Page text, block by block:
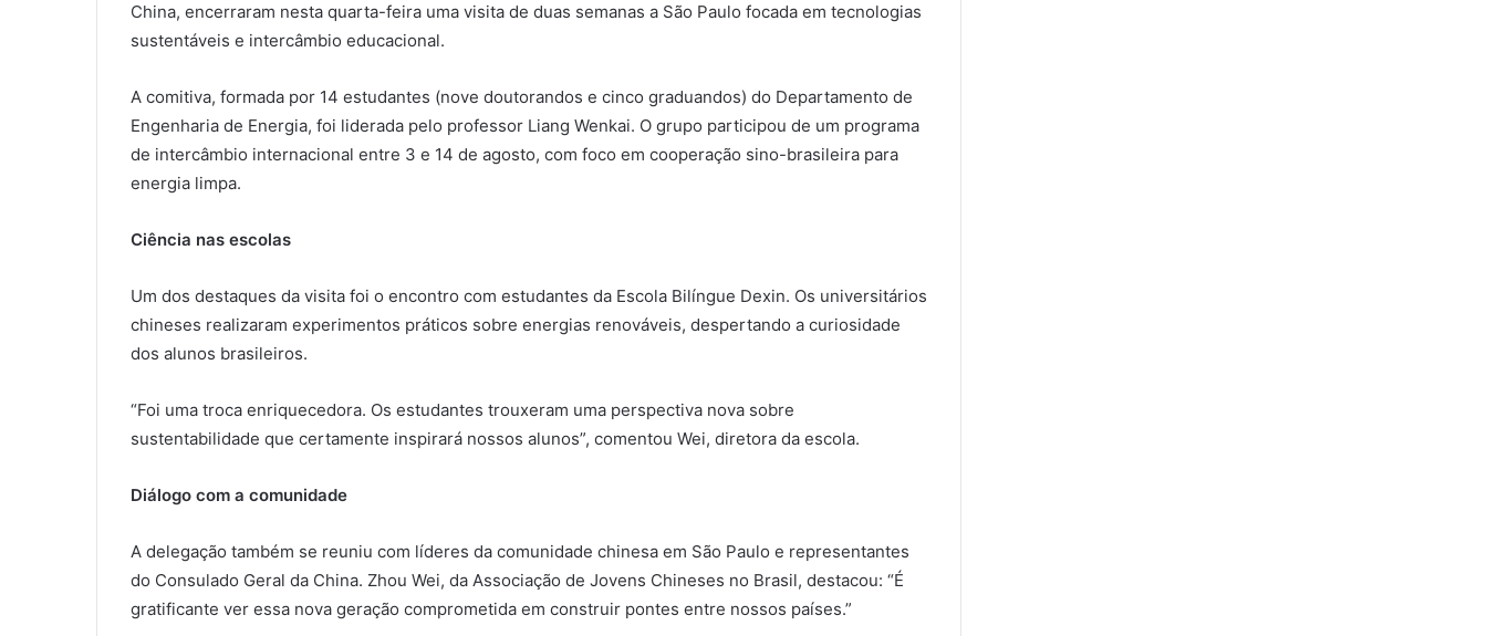
China, encerraram nesta quarta-feira uma visita de duas semanas a São Paulo focada em tecnologias
sustentáveis e intercâmbio educacional.
A comitiva, formada por 14 estudantes (nove doutorandos e cinco graduandos) do Departamento de
Engenharia de Energia, foi liderada pelo professor Liang Wenkai. O grupo participou de um programa
de intercâmbio internacional entre 3 e 14 de agosto, com foco em cooperação sino-brasileira para
energia limpa.
Ciência nas escolas
Um dos destaques da visita foi o encontro com estudantes da Escola Bilíngue Dexin. Os universitários
chineses realizaram experimentos práticos sobre energias renováveis, despertando a curiosidade
dos alunos brasileiros.
“Foi uma troca enriquecedora. Os estudantes trouxeram uma perspectiva nova sobre
sustentabilidade que certamente inspirará nossos alunos”, comentou Wei, diretora da escola.
Diálogo com a comunidade
A delegação também se reuniu com líderes da comunidade chinesa em São Paulo e representantes
do Consulado Geral da China. Zhou Wei, da Associação de Jovens Chineses no Brasil, destacou: “É
gratificante ver essa nova geração comprometida em construir pontes entre nossos países.”